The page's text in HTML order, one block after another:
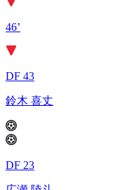
46’
DF 43
鈴木 喜丈
DF 23